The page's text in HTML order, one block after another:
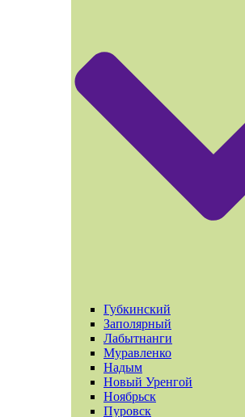
Губкинский
Заполярный
Лабытнанги
Муравленко
Надым
Новый Уренгой
Ноябрьск
Пуровск